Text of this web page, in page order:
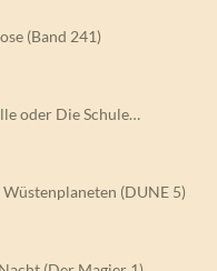
(Band 241)
oder Die Schule…
(DUNE 5)